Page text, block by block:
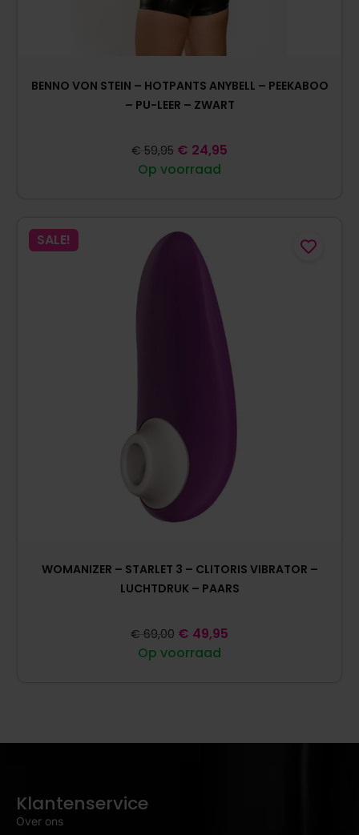
BENNO VON STEIN – HOTPANTS ANYBELL – PEEKABOO
– PU-LEER – ZWART
Op voorraad
€ 59,95 € 24,95
SALE!
WOMANIZER – STARLET 3 – CLITORIS VIBRATOR –
LUCHTDRUK – PAARS
Op voorraad
€ 69,00 € 49,95
Klantenservice
Over ons